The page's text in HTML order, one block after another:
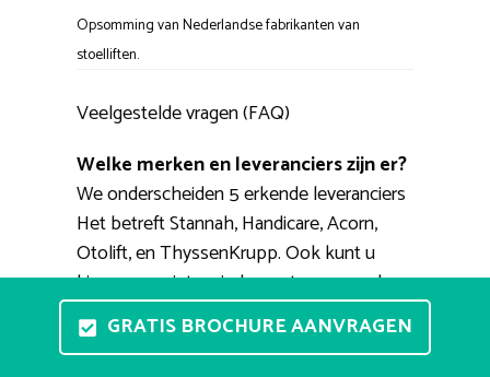
Opsomming van Nederlandse fabrikanten van
stoelliften.
Veelgestelde vragen (FAQ)
Welke merken en leveranciers zijn er?
We onderscheiden 5 erkende leveranciers
Het betreft Stannah, Handicare, Acorn,
Otolift, en ThyssenKrupp. Ook kunt u
kiezen voor iets minder grote namen als
Heymer, Minivator, Strobbe, Platinum,
Triwa. Populaire (2e hands) leveranciers
GRATIS BROCHURE AANVRAGEN